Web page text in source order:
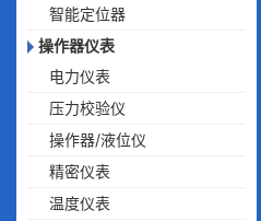
智能定位器
操作器仪表
电力仪表
压力校验仪
操作器/液位仪
精密仪表
温度仪表